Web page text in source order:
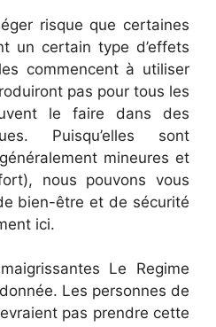
risque que certaines
un certain type d’effets
commencent à utiliser
pas pour tous les
le faire dans des
Puisqu’elles sont
mineures et
nous pouvons vous
bien-être et de sécurité
ici.
Le Regime
Les personnes de
pas prendre cette